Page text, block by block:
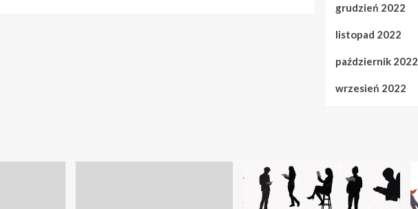
grudzień 2022
listopad 2022
październik 2022
wrzesień 2022